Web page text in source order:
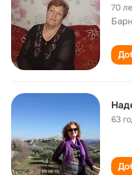
70
63